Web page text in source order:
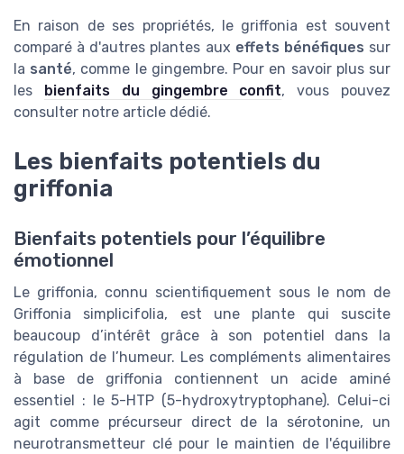
En raison de ses propriétés, le griffonia est souvent
comparé à d'autres plantes aux effets bénéfiques sur
la santé, comme le gingembre. Pour en savoir plus sur
les
bienfaits du gingembre confit, vous pouvez
consulter notre article dédié.
Les bienfaits potentiels du
griffonia
Bienfaits potentiels pour l’équilibre
émotionnel
Le griffonia, connu scientifiquement sous le nom de
Griffonia simplicifolia, est une plante qui suscite
beaucoup d’intérêt grâce à son potentiel dans la
régulation de l’humeur. Les compléments alimentaires
à base de griffonia contiennent un acide aminé
essentiel : le 5-HTP (5-hydroxytryptophane). Celui-ci
agit comme précurseur direct de la sérotonine, un
neurotransmetteur clé pour le maintien de l'équilibre